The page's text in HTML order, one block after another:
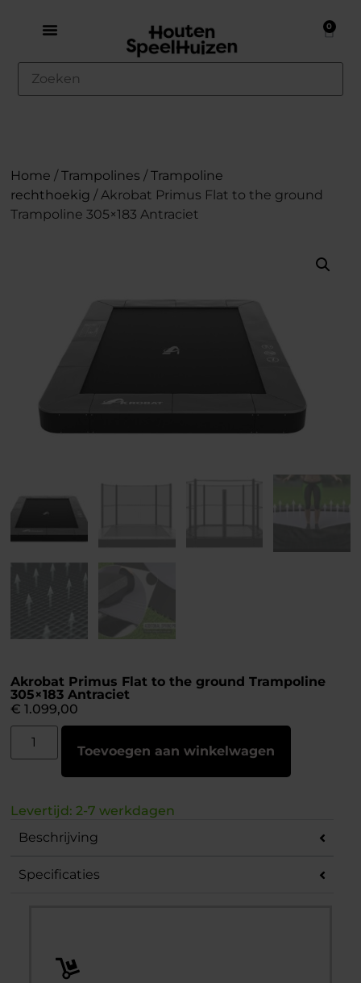
0
Akrobat Primus Flat to the ground Trampoline
305×183 Antraciet
€ 1.099,00
Toevoegen aan winkelwagen
Levertijd: 2-7 werkdagen
Beschrijving
Specificaties
Home /Trampolines /Trampoline
rechthoekig / Akrobat Primus Flat to the ground
Trampoline 305×183 Antraciet